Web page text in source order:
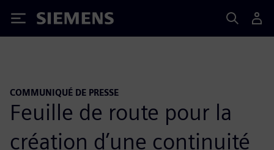
Siemens
COMMUNIQUÉ DE PRESSE
Feuille de route pour la
création d’une continuité